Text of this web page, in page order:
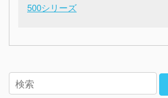
500シリーズ